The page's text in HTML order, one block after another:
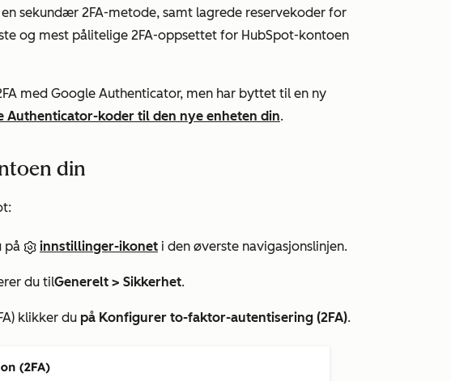
sekundær 2FA-metode, samt lagrede reservekoder for
og mest pålitelige 2FA-oppsettet for HubSpot-kontoen
med Google Authenticator, men har byttet til en ny
Authenticator-koder til den nye enheten din.
din
på innstillinger-ikonet i den øverste navigasjonslinjen.
du tilGenerelt > Sikkerhet.
klikker du på Konfigurer to-faktor-autentisering (2FA).